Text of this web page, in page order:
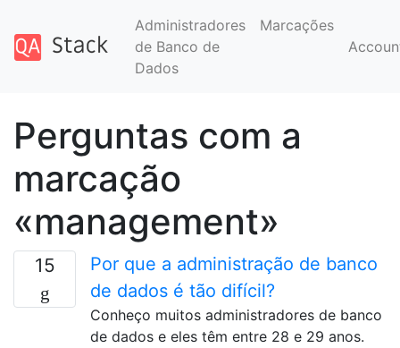
Administradores
de Banco de
Dados
Marcações
Perguntas com a
marcação
«management»
15
Por que a administração de banco
de dados é tão difícil?
Conheço muitos administradores de banco
de dados e eles têm entre 28 e 29 anos.